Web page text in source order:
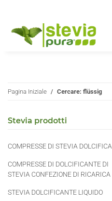
Pagina Iniziale Cercare: flüssig
Stevia prodotti
COMPRESSE DI STEVIA
COMPRESSE DI DOLCIFICANTE DI
STEVIA CONFEZIONE DI RICARICA
STEVIA DOLCIFICANTE LIQUIDO